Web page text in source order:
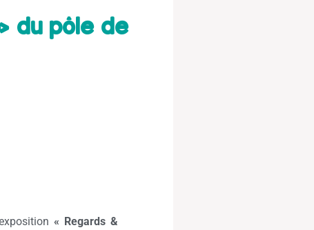
du pôle de
« Regards &